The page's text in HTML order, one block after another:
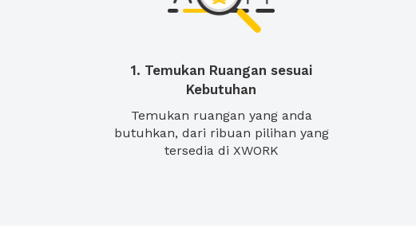
1. Temukan Ruangan sesuai
Kebutuhan
Temukan ruangan yang anda
butuhkan, dari ribuan pilihan yang
tersedia di XWORK